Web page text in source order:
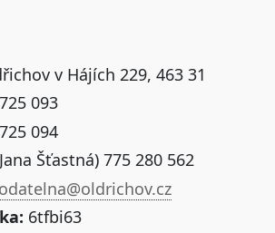
v Hájích 229, 463 31
093
094
Šťastná) 775 280 562
6tfbi63